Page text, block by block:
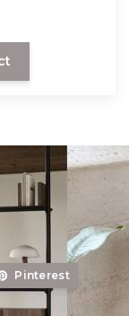
-
uit
en
Pinterest